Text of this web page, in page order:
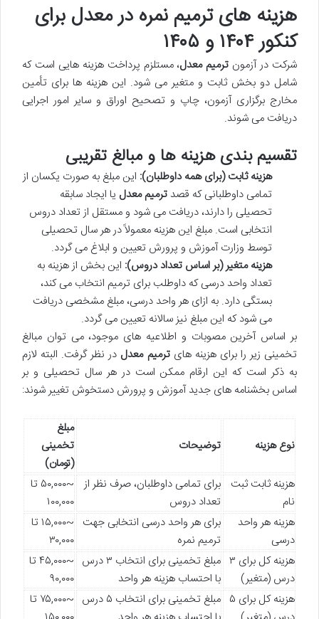
هزینه های ترمیم نمره در معدل برای
کنکور ۱۴۰۴ و ۱۴۰۵
شرکت در آزمون ترمیم معدل، مستلزم پرداخت هزینه هایی است که
شامل دو بخش ثابت و متغیر می شود. این هزینه ها برای تأمین
مخارج برگزاری آزمون، چاپ و تصحیح اوراق و سایر امور اجرایی
دریافت می شوند.
تقسیم بندی هزینه ها و مبالغ تقریبی
هزینه ثابت (برای همه داوطلبان): این مبلغ به صورت یکسان از
تمامی داوطلبانی که قصدترمیم معدل یا ایجاد سابقه
تحصیلی را دارند، دریافت می شود و مستقل از تعداد دروس
انتخابی است. مبلغ این هزینه معمولاً در هر سال تحصیلی
توسط وزارت آموزش و پرورش تعیین و ابلاغ می گردد.
هزینه متغیر (بر اساس تعداد دروس): این بخش از هزینه به
تعداد واحد درسی که داوطلب برای ترمیم انتخاب می کند،
بستگی دارد. به ازای هر واحد درسی، مبلغ مشخصی دریافت
می شود که این مبلغ نیز سالانه تعیین می گردد.
بر اساس آخرین مصوبات و اطلاعیه های موجود، می توان مبالغ
تخمینی زیر را برای هزینه هایترمیم معدل در نظر گرفت. البته لازم
به ذکر است که این ارقام ممکن است در هر سال تحصیلی و بر
اساس بخشنامه های جدید آموزش و پرورش دستخوش تغییر شوند:
نوع هزینه توضیحات
مبلغ
تخمینی
(تومان)
هزینه ثابت ثبت
نام
برای تمامی داوطلبان، صرف نظر از
تعداد دروس
~۵۰,۰۰۰ تا
۱۰۰,۰۰۰
هزینه هر واحد
درسی
برای هر واحد درسی انتخابی جهت
ترمیم نمره
~۱۵,۰۰۰ تا
۳۰,۰۰۰
هزینه کل برای ۳
درس (متغیر)
مبلغ تخمینی برای انتخاب ۳ درس
با احتساب هزینه هر واحد
~۴۵,۰۰۰ تا
۹۰,۰۰۰
هزینه کل برای ۵
مبلغ تخمینی برای انتخاب ۵ درس
~۷۵,۰۰۰ تا